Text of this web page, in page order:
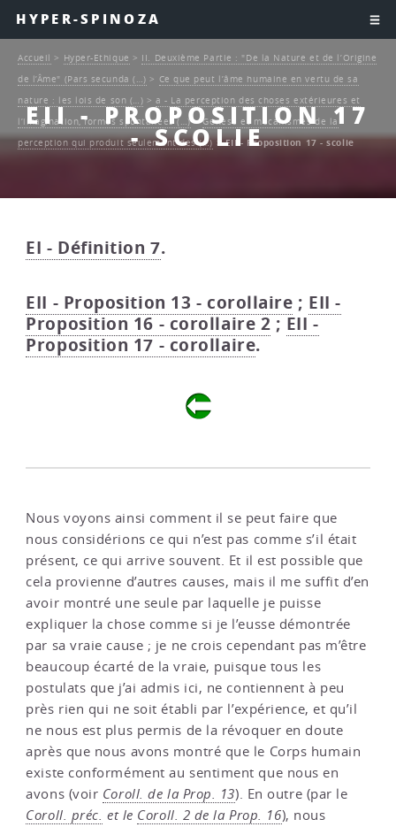
HYPER-SPINOZA
EII - PROPOSITION 17
- SCOLIE
Accueil > Hyper-Ethique > II. Deuxième Partie : "De la Nature et de l’Origine
de l’Âme" (Pars secunda (…) > Ce que peut l’âme humaine en vertu de sa
nature : les lois de son (…) >a - La perception des choses extérieures et
l’imagination, formes spontanées (…)>Genèse et mécanismes de la
perception qui produit seulement des (…)>EII - Proposition 17 - scolie
EI - Définition 7.
EII - Proposition 13 - corollaire ; EII -
Proposition 16 - corollaire 2 ; EII -
Proposition 17 - corollaire.
Nous voyons ainsi comment il se peut faire que
nous considérions ce qui n’est pas comme s’il était
présent, ce qui arrive souvent. Et il est possible que
cela provienne d’autres causes, mais il me suffit d’en
avoir montré une seule par laquelle je puisse
expliquer la chose comme si je l’eusse démontrée
par sa vraie cause ; je ne crois cependant pas m’être
beaucoup écarté de la vraie, puisque tous les
postulats que j’ai admis ici, ne contiennent à peu
près rien qui ne soit établi par l’expérience, et qu’il
ne nous est plus permis de la révoquer en doute
après que nous avons montré que le Corps humain
existe conformément au sentiment que nous en
avons (voir Coroll. de la Prop. 13). En outre (par le
Coroll. préc. et le Coroll. 2 de la Prop. 16), nous